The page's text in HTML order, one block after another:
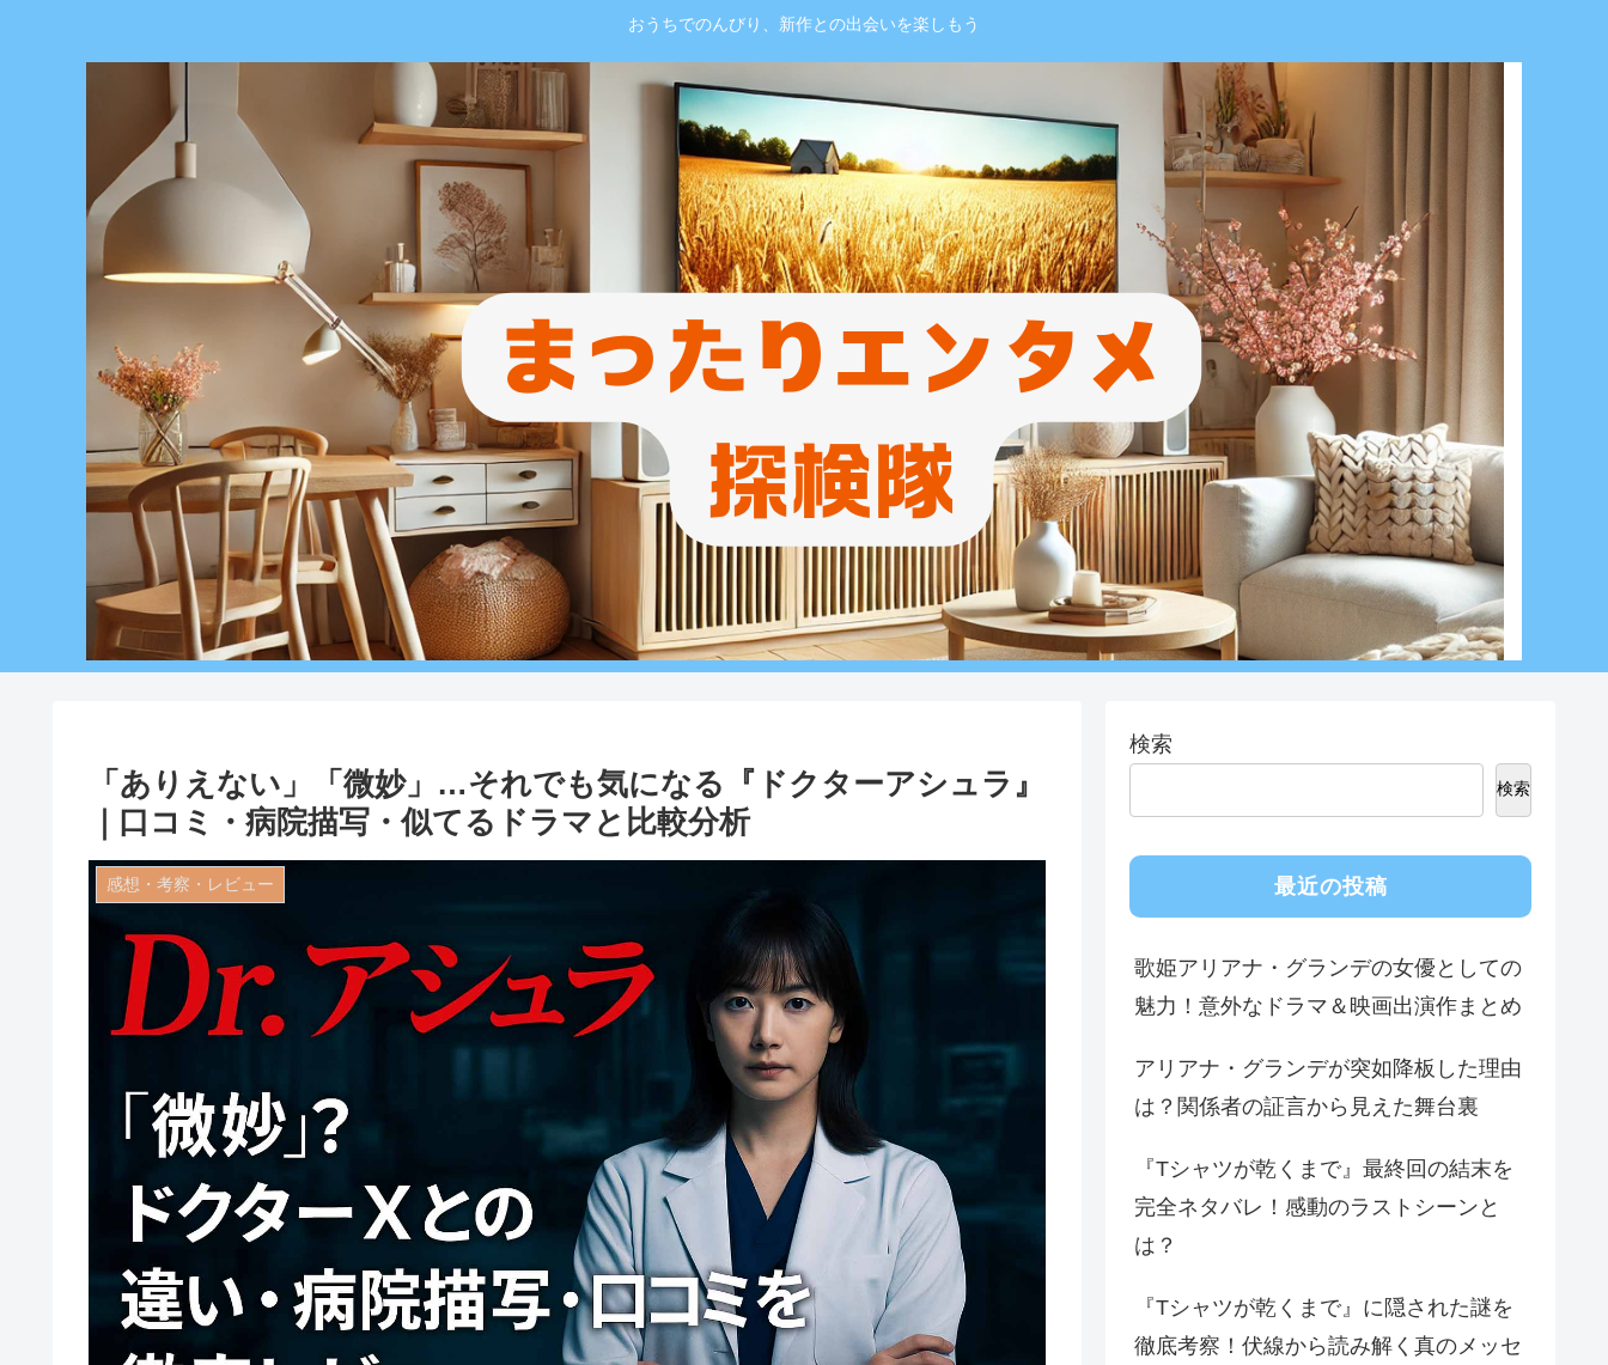
おうちでのんびり、新作との出会いを楽しもう
「ありえない」「微妙」…それでも気になる『ドクターアシュラ』
｜口コミ・病院描写・似てるドラマと比較分析
感想・考察・レビュー
検索
検索
最近の投稿
歌姫アリアナ・グランデの女優としての
魅力！意外なドラマ＆映画出演作まとめ
アリアナ・グランデが突如降板した理由
は？関係者の証言から見えた舞台裏
『Tシャツが乾くまで』最終回の結末を
完全ネタバレ！感動のラストシーンと
は？
『Tシャツが乾くまで』に隠された謎を
徹底考察！伏線から読み解く真のメッセ